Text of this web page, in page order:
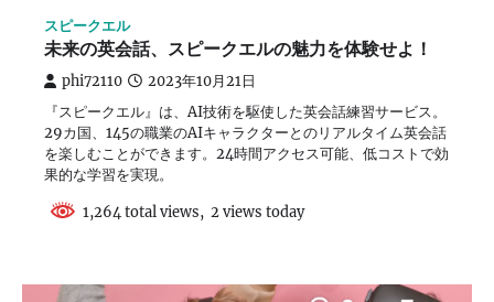
スピークエル
未来の英会話、スピークエルの魅力を体験せよ！
phi72110 2023年10月21日
『スピークエル』は、AI技術を駆使した英会話練習サービス。
29カ国、145の職業のAIキャラクターとのリアルタイム英会話
を楽しむことができます。24時間アクセス可能、低コストで効
果的な学習を実現。
1,264 total views, 2 views today